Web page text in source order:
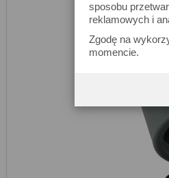
sposobu
reklamowych i
Zgodę na
momencie.